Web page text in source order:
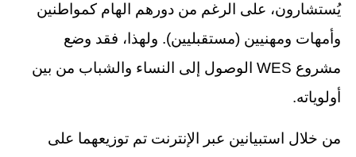
يُستشارون، على الرغم من دورهم الهام كمواطنين
وأمهات ومهنيين (مستقبليين). ولهذا، فقد وضع
مشروع WES الوصول إلى النساء والشباب من بين
أولوياته.
من خلال استبيانين عبر الإنترنت تم توزيعهما على